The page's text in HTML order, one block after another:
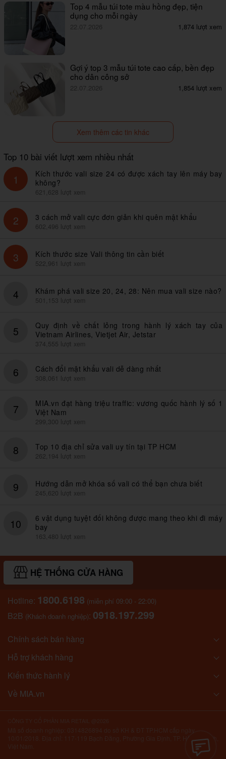
Top 4 mẫu túi tote màu hồng đẹp, tiện
dụng cho mỗi ngày
22.07.2026 1,874 lượt xem
Gợi ý top 3 mẫu túi tote cao cấp, bền đẹp
cho dân công sở
22.07.2026 1,854 lượt xem
Xem thêm các tin khác
Top 10 bài viết lượt xem nhiều nhất
1
Kích thước vali size 24 có được xách tay lên máy bay
không?
621,628 lượt xem
2 3 cách mở vali cực đơn giản khi quên mật khẩu
602,496 lượt xem
3 Kích thước size Vali thông tin cần biết
522,961 lượt xem
4 Khám phá vali size 20, 24, 28: Nên mua vali size nào?
501,153 lượt xem
5
Quy định về chất lỏng trong hành lý xách tay của
Vietnam Airlines, Vietjet Air, Jetstar
374,555 lượt xem
6 Cách đổi mật khẩu vali dễ dàng nhất
308,061 lượt xem
7
MIA.vn đạt hàng triệu traffic: vương quốc hành lý số 1
Việt Nam
299,300 lượt xem
8 Top 10 địa chỉ sửa vali uy tín tại TP HCM
262,194 lượt xem
9 Hướng dẫn mở khóa số vali có thể bạn chưa biết
245,620 lượt xem
10
6 vật dụng tuyệt đối không được mang theo khi đi máy
bay
163,480 lượt xem
HỆ THỐNG CỬA HÀNG
Hotline: 1800.6198 (miễn phí 09:00 - 22:00)
B2B (Khách doanh nghiệp): 0918.197.299
Chính sách bán hàng
Hỗ trợ khách hàng
Kiến thức hành lý
Về MIA.vn
10/01/2018. Địa chỉ: 117-119 Bạch Đằng, Phường Gia Định, TP. Hồ Chí Minh,